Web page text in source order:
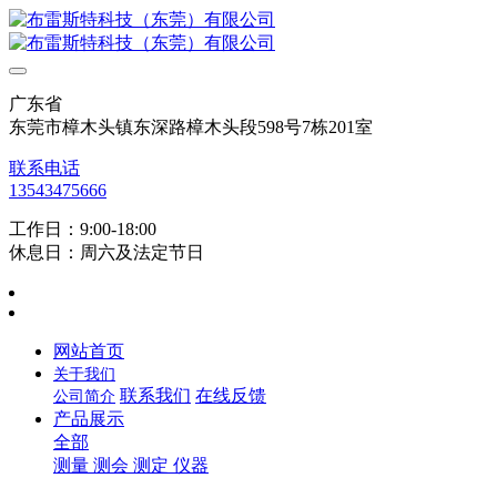
广东省
东莞市樟木头镇东深路樟木头段598号7栋201室
联系电话
13543475666
工作日：9:00-18:00
休息日：周六及法定节日
网站首页
关于我们
公司简介 联系我们 在线反馈
产品展示
全部
测量 测会 测定 仪器